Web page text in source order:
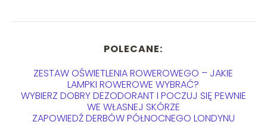
POLECANE:
ZESTAW OŚWIETLENIA ROWEROWEGO – JAKIE
LAMPKI ROWEROWE WYBRAĆ?
WYBIERZ DOBRY DEZODORANT I POCZUJ SIĘ PEWNIE
WE WŁASNEJ SKÓRZE
ZAPOWIEDŹ DERBÓW PÓŁNOCNEGO LONDYNU